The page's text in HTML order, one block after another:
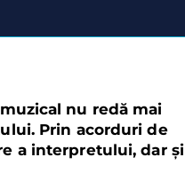
nu redă mai
Prin acorduri de
a interpretului, dar și